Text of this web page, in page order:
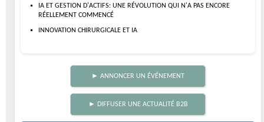
IA ET GESTION D'ACTIFS: UNE RÉVOLUTION QUI N'A PAS ENCORE
RÉELLEMENT COMMENCÉ
INNOVATION CHIRURGICALE ET IA
► ANNONCER UN ÉVÉNEMENT
► DIFFUSER UNE ACTUALITÉ B2B